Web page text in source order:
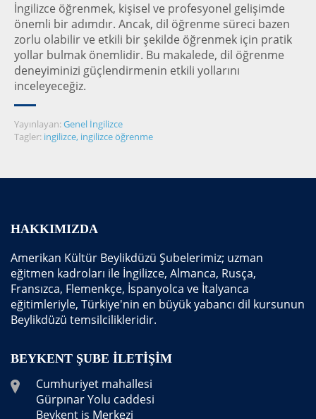
İngilizce öğrenmek, kişisel ve profesyonel gelişimde
önemli bir adımdır. Ancak, dil öğrenme süreci bazen
zorlu olabilir ve etkili bir şekilde öğrenmek için pratik
yollar bulmak önemlidir. Bu makalede, dil öğrenme
deneyiminizi güçlendirmenin etkili yollarını
inceleyeceğiz.
Yayınlayan: Genel İngilizce
Tagler: ingilizce, ingilizce öğrenme
HAKKIMIZDA
Amerikan Kültür Beylikdüzü Şubelerimiz; uzman
eğitmen kadroları ile İngilizce, Almanca, Rusça,
Fransızca, Flemenkçe, İspanyolca ve İtalyanca
eğitimleriyle, Türkiye'nin en büyük yabancı dil kursunun
Beylikdüzü temsilcilikleridir.
BEYKENT ŞUBE İLETIŞIM
Cumhuriyet mahallesi
Gürpınar Yolu caddesi
Beykent iş Merkezi